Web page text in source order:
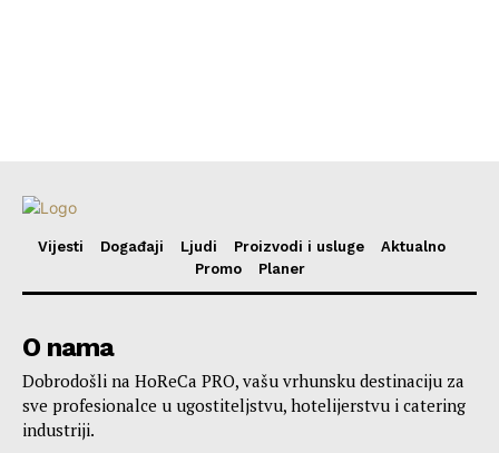
Vijesti Događaji Ljudi Proizvodi i usluge
Aktualno
Promo
Planer
O nama
Dobrodošli na HoReCa PRO, vašu vrhunsku destinaciju za
sve profesionalce u ugostiteljstvu, hotelijerstvu i catering
industriji.